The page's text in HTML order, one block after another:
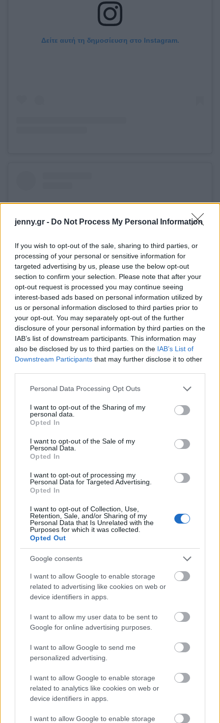
jenny.gr - Do Not Process My Personal Information
If you wish to opt-out of the sale, sharing to third parties, or
processing of your personal or sensitive information for
targeted advertising by us, please use the below opt-out
section to confirm your selection. Please note that after your
opt-out request is processed you may continue seeing
interest-based ads based on personal information utilized by
us or personal information disclosed to third parties prior to
your opt-out. You may separately opt-out of the further
disclosure of your personal information by third parties on the
IAB’s list of downstream participants. This information may
also be disclosed by us to third parties on the IAB’s List of
Downstream Participants that may further disclose it to other
Please note that this website/app uses one or more Google
not limited to your visit or usage behaviour. You may click to
grant or deny consent to Google and its third-party tags to
use your data for below specified purposes in below Google
consent section.
Personal Data Processing Opt Outs
I want to opt-out of the Sharing of my
personal data.
Opted In
I want to opt-out of the Sale of my
Personal Data.
Opted In
I want to opt-out of processing my
Personal Data for Targeted Advertising.
Opted In
I want to opt-out of Collection, Use,
Retention, Sale, and/or Sharing of my
Personal Data that Is Unrelated with the
Purposes for which it was collected.
Opted Out
Google consents
I want to allow Google to enable storage
related to advertising like cookies on web or
device identifiers in apps.
I want to allow my user data to be sent to
Google for online advertising purposes.
I want to allow Google to send me
personalized advertising.
I want to allow Google to enable storage
related to analytics like cookies on web or
device identifiers in apps.
I want to allow Google to enable storage
Δείτε αυτή τη δημοσίευση στο Instagram.
Δείτε αυτή τη δημοσίευση στο Instagram.
Δείτε αυτή τη δημοσίευση στο Instagram.